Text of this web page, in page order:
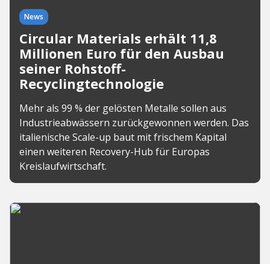
News
Circular Materials erhält 11,8
Millionen Euro für den Ausbau
seiner Rohstoff-
Recyclingtechnologie
Mehr als 99 % der gelösten Metalle sollen aus
Industrieabwässern zurückgewonnen werden. Das
italienische Scale-up baut mit frischem Kapital
einen weiteren Recovery-Hub für Europas
Kreislaufwirtschaft.